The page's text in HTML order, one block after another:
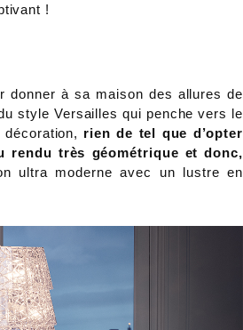
!
donner à sa maison des allures de
style Versailles qui penche vers le
rien de tel que d’opter
rendu très géométrique et donc,
ultra moderne avec un lustre en